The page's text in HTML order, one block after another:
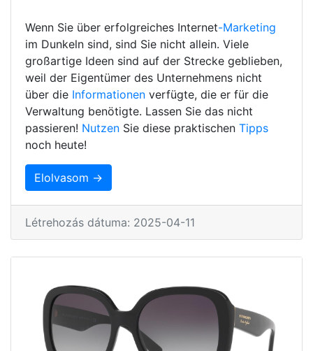
Wenn Sie über erfolgreiches Internet-Marketing
im Dunkeln sind, sind Sie nicht allein. Viele
großartige Ideen sind auf der Strecke geblieben,
weil der Eigentümer des Unternehmens nicht
über die Informationen verfügte, die er für die
Verwaltung benötigte. Lassen Sie das nicht
passieren! Nutzen Sie diese praktischen Tipps
noch heute!
Elolvasom →
Létrehozás dátuma: 2025-04-11